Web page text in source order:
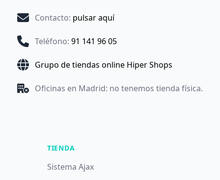
Contacto: pulsar aquí
Teléfono: 91 141 96 05
Grupo de tiendas online Hiper Shops
Oficinas en Madrid: no tenemos tienda física.
TIENDA
Sistema Ajax